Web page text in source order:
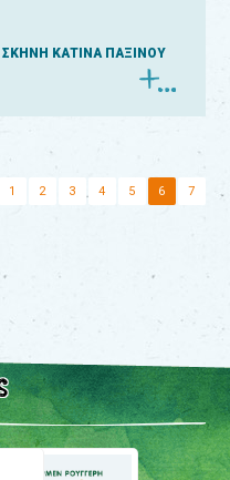
ΚΑΤΙΝΑ ΠΑΞΙΝΟΥ
1 2 3 4 5 6 7